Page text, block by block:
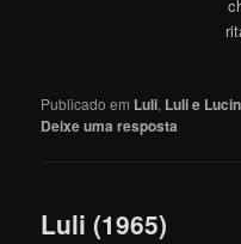
Publicado em Luli, Luli e
Deixe uma resposta
Luli (1965)